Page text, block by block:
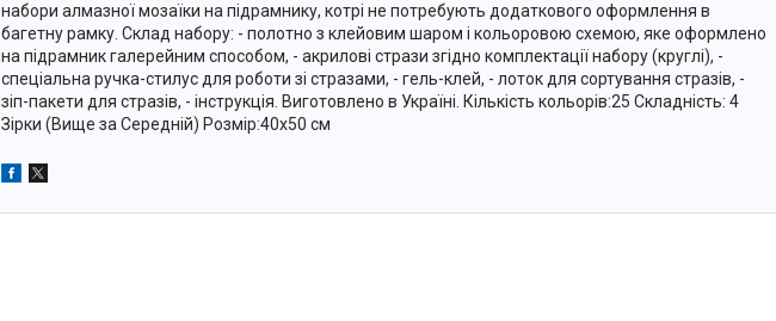
набори алмазної мозаїки на підрамнику, котрі не потребують додаткового оформлення в
багетну рамку. Склад набору: - полотно з клейовим шаром і кольоровою схемою, яке оформлено
на підрамник галерейним способом, - акрилові стрази згідно комплектації набору (круглі), -
спеціальна ручка-стилус для роботи зі стразами, - гель-клей, - лоток для сортування стразів, -
зіп-пакети для стразів, - інструкція. Виготовлено в Україні. Кількість кольорів:25 Складність: 4
Зірки (Вище за Середній) Розмір:40х50 см